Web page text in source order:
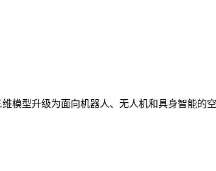
模型升级为面向机器人、无人机和具身智能的空